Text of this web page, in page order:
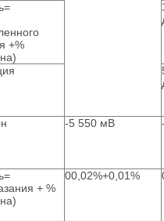
+%
-5 550 мВ
+ %
00,02%+0,01%